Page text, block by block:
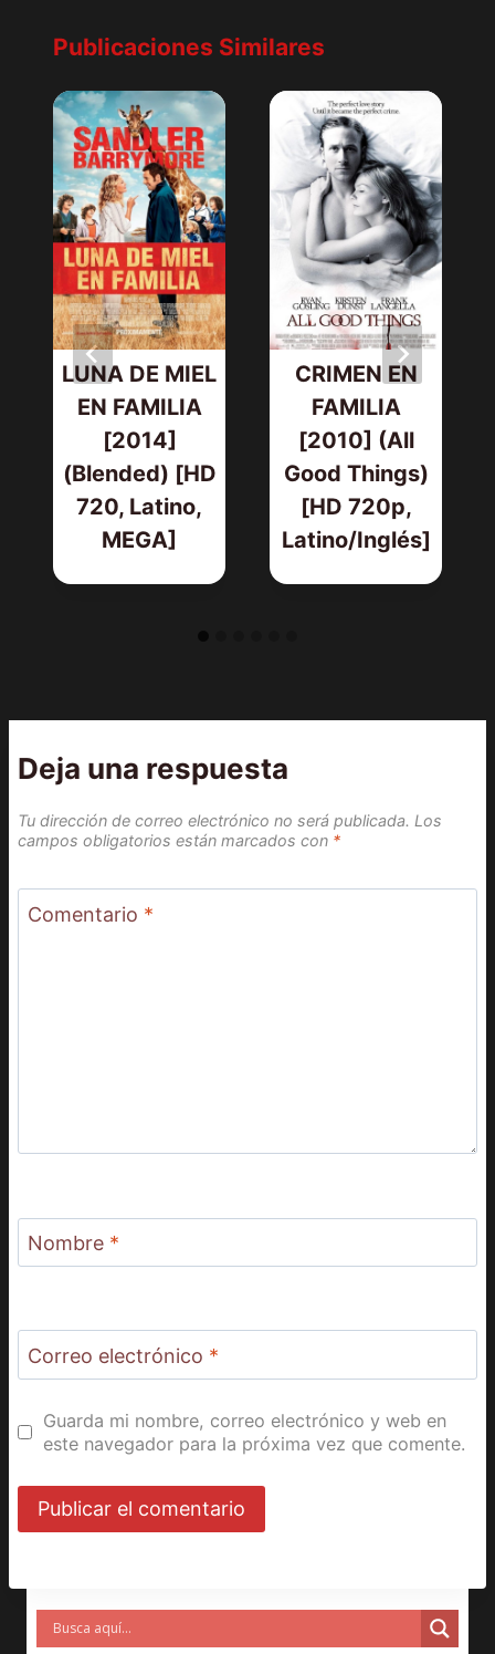
Publicaciones Similares
LUNA DE MIEL
EN FAMILIA
[2014]
(Blended) [HD
720, Latino,
MEGA]
CRIMEN EN
FAMILIA
[2010] (All
Good Things)
[HD 720p,
Latino/Inglés]
Deja una respuesta
Tu dirección de correo electrónico no será publicada. Los
campos obligatorios están marcados con *
Comentario *
Nombre *
Correo electrónico *
Guarda mi nombre, correo electrónico y web en
este navegador para la próxima vez que comente.